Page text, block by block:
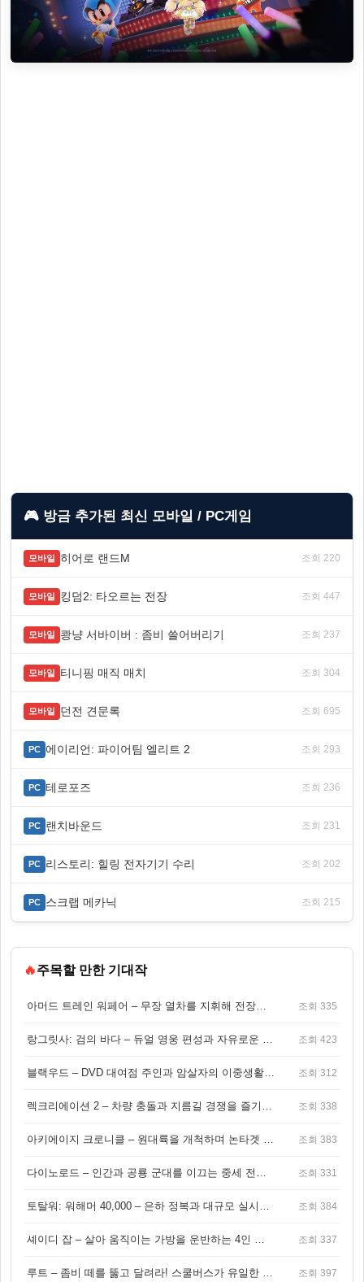
🎮 방금 추가된 최신 모바일 / PC게임
모바일 히어로 랜드M 조회 220
모바일 킹덤2: 타오르는 전장 조회 447
모바일 쾅냥 서바이버 : 좀비 쓸어버리기 조회 237
모바일 티니핑 매직 매치 조회 304
모바일 던전 견문록 조회 695
PC 에이리언: 파이어팀 엘리트 2 조회 293
PC 테로포즈 조회 236
PC 랜치바운드 조회 231
PC 리스토리: 힐링 전자기기 수리 조회 202
PC 스크랩 메카닉 조회 215
🔥주목할 만한 기대작
아머드 트레인 워페어 – 무장 열차를 지휘해 전장을 돌파하는 생존 전투 게임 조회 335
랑그릿사: 검의 바다 – 듀얼 영웅 편성과 자유로운 탐험을 결합한 판타지 전략 RPG 조회 423
블랙우드 – DVD 대여점 주인과 암살자의 이중생활을 그린 3인칭 액션 스릴러 게임 조회 312
렉크리에이션 2 – 차량 충돌과 지름길 경쟁을 즐기는 오픈월드 아케이드 레이싱 게임 조회 338
아키에이지 크로니클 – 원대륙을 개척하며 논타겟 전투를 즐기는 오픈월드 MMORPG 조회 383
다이노로드 – 인간과 공룡 군대를 이끄는 중세 전략 액션 RPG 조회 331
토탈워: 워해머 40,000 – 은하 정복과 대규모 실시간 전투가 결합된 전략 게임! 조회 384
셰이디 잡 – 살아 움직이는 가방을 운반하는 4인 협동 물리 어드벤처 게임 조회 337
루트 – 좀비 떼를 뚫고 달려라! 스쿨버스가 유일한 집이 되는 4인 협동 생존 게임 조회 397